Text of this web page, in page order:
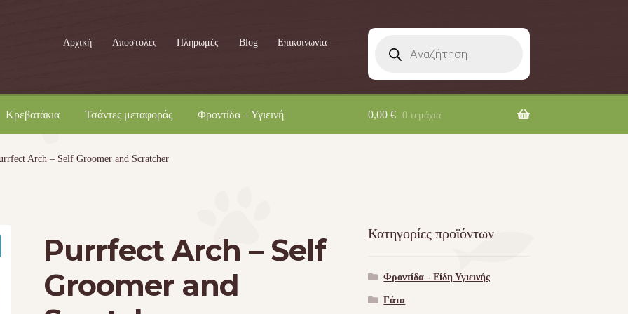
Αρχική Αποστολές Πληρωμές Blog Επικοινωνία
search
Κρεβατάκια Τσάντες μεταφοράς Φροντίδα – Υγιεινή 0,00 € 0 τεμάχια
Arch – Self Groomer and Scratcher
Purrfect Arch – Self
Groomer and
Κατηγορίες προϊόντων
Φροντίδα - Είδη Υγιεινής
Γάτα